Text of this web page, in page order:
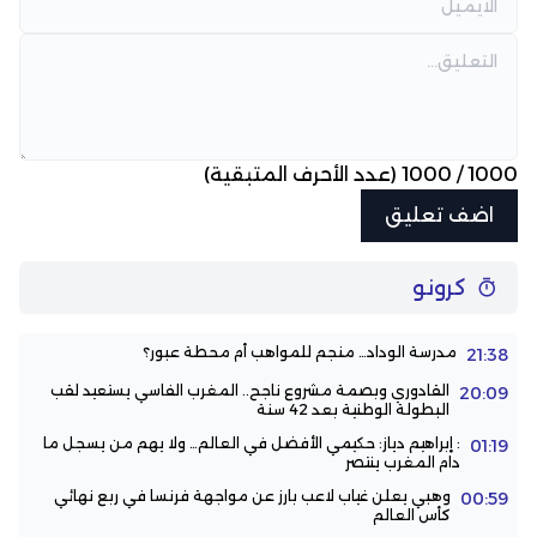
1000
/
1000 (عدد الأحرف المتبقية)
كرونو
21:38 مدرسة الوداد… منجم للمواهب أم محطة عبور؟
20:09
القادوري وبصمة مشروع ناجح.. المغرب الفاسي يستعيد لقب
البطولة الوطنية بعد 42 سنة
01:19
: إبراهيم دياز: حكيمي الأفضل في العالم… ولا يهم من يسجل ما
دام المغرب ينتصر
00:59
وهبي يعلن غياب لاعب بارز عن مواجهة فرنسا في ربع نهائي
كأس العالم